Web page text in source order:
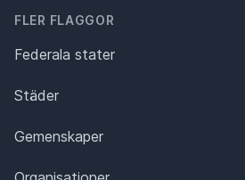
FLER FLAGGOR
Federala stater
Städer
Gemenskaper